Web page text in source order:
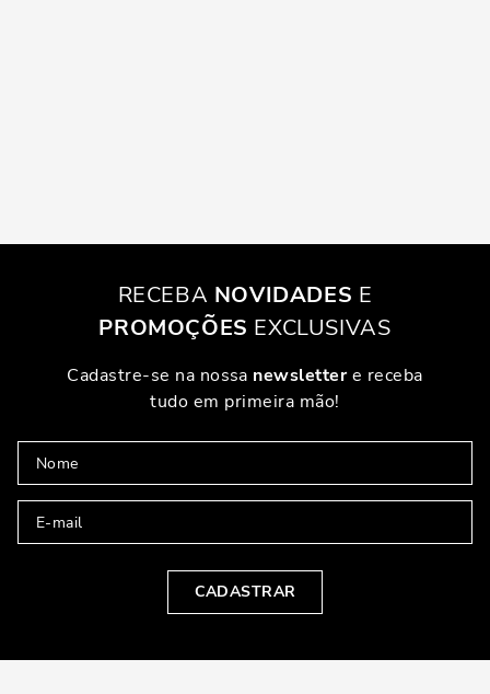
RECEBA NOVIDADES E
PROMOÇÕES EXCLUSIVAS
Cadastre-se na nossa newslettere receba
tudo em primeira mão!
CADASTRAR